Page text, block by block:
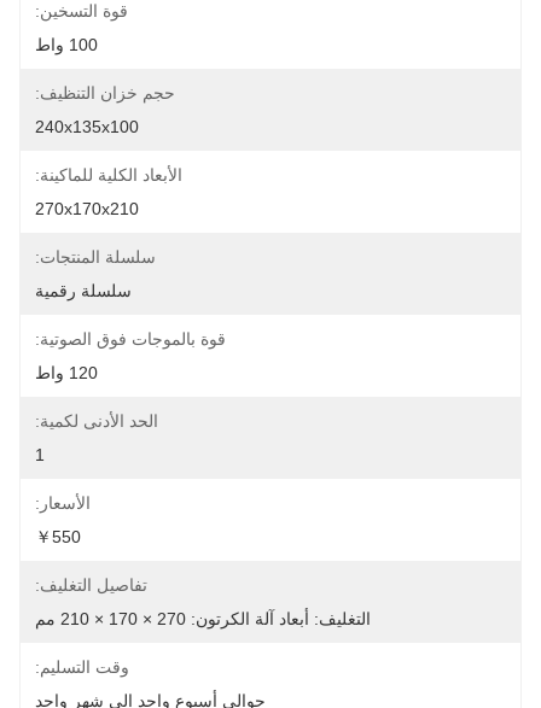
قوة التسخين:
100 واط
حجم خزان التنظيف:
240x135x100
الأبعاد الكلية للماكينة:
270x170x210
سلسلة المنتجات:
سلسلة رقمية
قوة بالموجات فوق الصوتية:
120 واط
الحد الأدنى لكمية:
1
الأسعار:
￥550
تفاصيل التغليف:
التغليف: أبعاد آلة الكرتون: 270 × 170 × 210 مم
وقت التسليم:
حوالي أسبوع واحد إلى شهر واحد